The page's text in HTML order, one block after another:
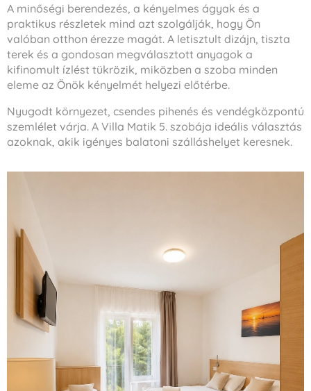
A minőségi berendezés, a kényelmes ágyak és a
praktikus részletek mind azt szolgálják, hogy Ön
valóban otthon érezze magát. A letisztult dizájn, tiszta
terek és a gondosan megválasztott anyagok a
kifinomult ízlést tükrözik, miközben a szoba minden
eleme az Önök kényelmét helyezi előtérbe.
Nyugodt környezet, csendes pihenés és vendégközpontú
szemlélet várja. A Villa Matik 5. szobája ideális választás
azoknak, akik igényes balatoni szálláshelyet keresnek.